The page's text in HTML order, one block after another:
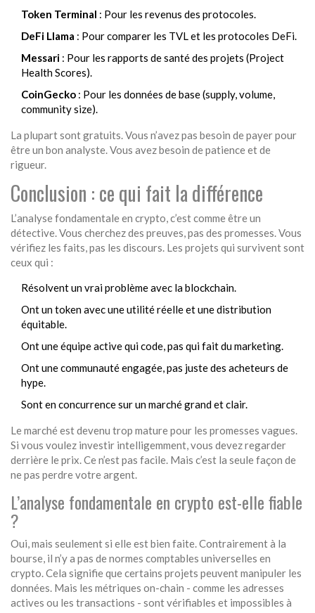
Token Terminal : Pour les revenus des protocoles.
DeFi Llama : Pour comparer les TVL et les protocoles DeFi.
Messari : Pour les rapports de santé des projets (Project
Health Scores).
CoinGecko : Pour les données de base (supply, volume,
community size).
La plupart sont gratuits. Vous n’avez pas besoin de payer pour
être un bon analyste. Vous avez besoin de patience et de
rigueur.
Conclusion : ce qui fait la différence
L’analyse fondamentale en crypto, c’est comme être un
détective. Vous cherchez des preuves, pas des promesses. Vous
vérifiez les faits, pas les discours. Les projets qui survivent sont
ceux qui :
Résolvent un vrai problème avec la blockchain.
Ont un token avec une utilité réelle et une distribution
équitable.
Ont une équipe active qui code, pas qui fait du marketing.
Ont une communauté engagée, pas juste des acheteurs de
hype.
Sont en concurrence sur un marché grand et clair.
Le marché est devenu trop mature pour les promesses vagues.
Si vous voulez investir intelligemment, vous devez regarder
derrière le prix. Ce n’est pas facile. Mais c’est la seule façon de
ne pas perdre votre argent.
L’analyse fondamentale en crypto est-elle fiable
?
Oui, mais seulement si elle est bien faite. Contrairement à la
bourse, il n’y a pas de normes comptables universelles en
crypto. Cela signifie que certains projets peuvent manipuler les
données. Mais les métriques on-chain - comme les adresses
actives ou les transactions - sont vérifiables et impossibles à